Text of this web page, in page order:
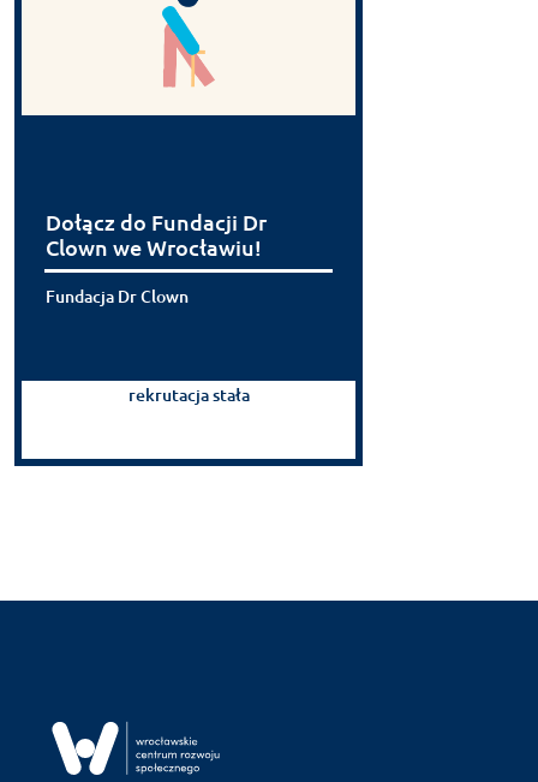
Dołącz do Fundacji Dr
Clown we Wrocławiu!
Fundacja Dr Clown
rekrutacja stała